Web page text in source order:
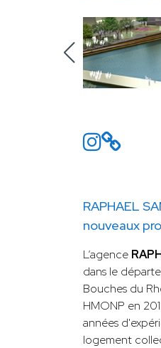
RAPHAEL
nouveaux
L’agence
dans le
Bouches du
HMONP en
années
logement